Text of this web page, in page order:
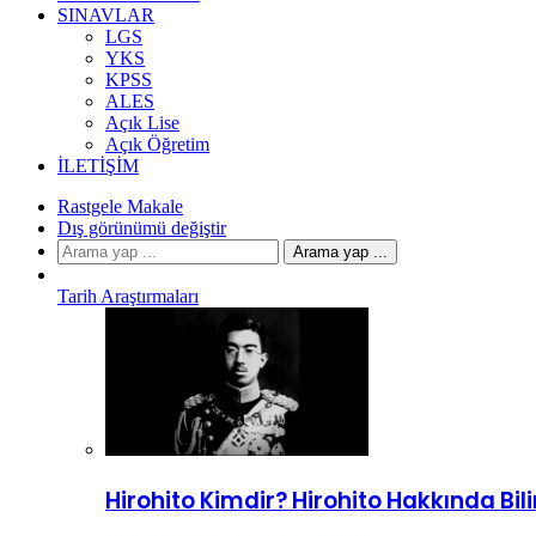
SINAVLAR
LGS
YKS
KPSS
ALES
Açık Lise
Açık Öğretim
İLETIŞIM
Rastgele Makale
Dış görünümü değiştir
Arama yap ...
Tarih Araştırmaları
Hirohito Kimdir? Hirohito Hakkında